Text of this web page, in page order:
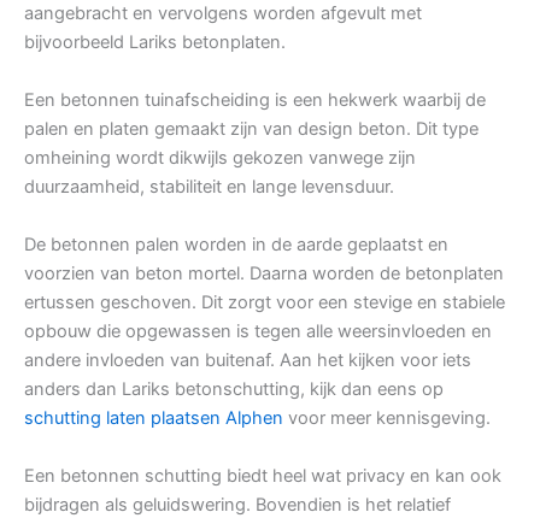
aangebracht en vervolgens worden afgevult met
bijvoorbeeld Lariks betonplaten.
Een betonnen tuinafscheiding is een hekwerk waarbij de
palen en platen gemaakt zijn van design beton. Dit type
omheining wordt dikwijls gekozen vanwege zijn
duurzaamheid, stabiliteit en lange levensduur.
De betonnen palen worden in de aarde geplaatst en
voorzien van beton mortel. Daarna worden de betonplaten
ertussen geschoven. Dit zorgt voor een stevige en stabiele
opbouw die opgewassen is tegen alle weersinvloeden en
andere invloeden van buitenaf. Aan het kijken voor iets
anders dan Lariks betonschutting, kijk dan eens op
schutting laten plaatsen Alphen voor meer kennisgeving.
Een betonnen schutting biedt heel wat privacy en kan ook
bijdragen als geluidswering. Bovendien is het relatief